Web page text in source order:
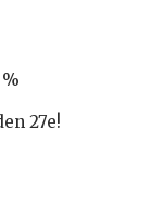
27e!